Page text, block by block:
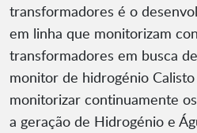
transformadores é o
em linha que monitorizam
transformadores em busca
monitor de hidrogénio
monitorizar continuamente
a geração de Hidrogénio e